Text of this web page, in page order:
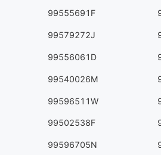
99555691F
99579272J
99556061D
99540026M
99596511W
99502538F
99596705N